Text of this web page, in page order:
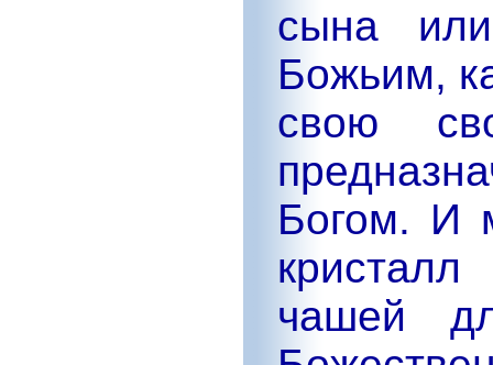
сына
Божьим,
свою
Богом. И
чашей